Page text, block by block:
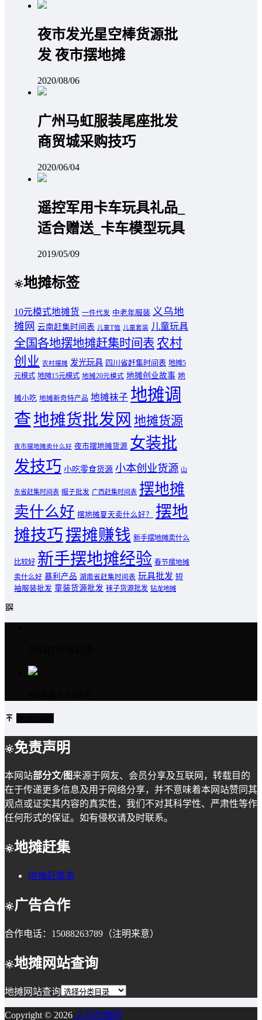
夜市发光星空棒货源批
发 夜市摆地摊
2020/08/06
广州马虹服装尾座批发
商贸城采购技巧
2020/06/04
遥控军用卡车玩具礼品_
适合赠送_卡车模型玩具
2019/05/09
地摊标签
10元模式地摊货 一件代发 中老年服装 义乌地
摊网 云南赶集时间表 儿童T恤 儿童套装 儿童玩具
全国各地摆地摊赶集时间表 农村
创业 农村摆摊 发光玩具 四川省赶集时间表 地摊5
元模式 地摊15元模式 地摊20元模式 地摊创业故事 地
摊小吃 地摊新奇特产品 地摊袜子 地摊调
查地摊货批发网 地摊货源
夜市摆地摊卖什么好 夜市摆地摊货源 女装批
发技巧 小吃零食货源 小本创业货源 山
东省赶集时间表 帽子批发 广西赶集时间表 摆地摊
卖什么好 摆地摊夏天卖什么好？
摆地
摊技巧摆摊赚钱 新手摆地摊卖什么
比较好 新手摆地摊经验 春节摆地摊
卖什么好 暴利产品 湖南省赶集时间表 玩具批发 短
袖服装批发 童装货源批发 袜子货源批发 钻龙地摊
免责声明
本网站部分文/图来源于网友、会员分享及互联网，转载目的
在于传递更多信息及用于网络分享，并不意味着本网站赞同其
观点或证实其内容的真实性，我们不对其科学性、严肃性等作
任何形式的保证。如有侵权请及时联系。
地摊赶集
地摊赶集表
广告合作
合作电话：15088263789（注明来意）
地摊网站查询
地摊网站查询
Copyright © 2026 义乌地摊网